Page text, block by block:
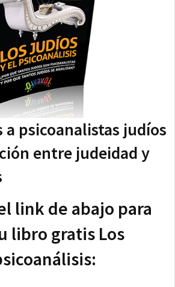
a psicoanalistas judíos
entre judeidad y
link de abajo para
libro gratis Los